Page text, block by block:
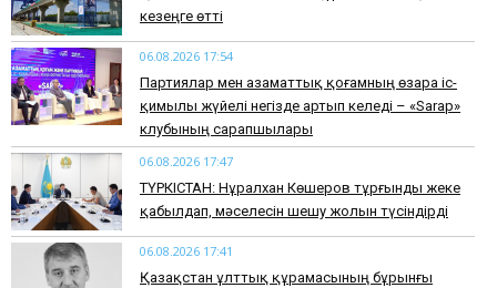
кезеңге өтті
06.08.2026 17:54
Партиялар мен азаматтық қоғамның өзара іс-
қимылы жүйелі негізде артып келеді – «Sarap»
клубының сарапшылары
06.08.2026 17:47
ТҮРКІСТАН: Нұралхан Көшеров тұрғынды жеке
қабылдап, мәселесін шешу жолын түсіндірді
06.08.2026 17:41
Қазақстан ұлттық құрамасының бұрынғы